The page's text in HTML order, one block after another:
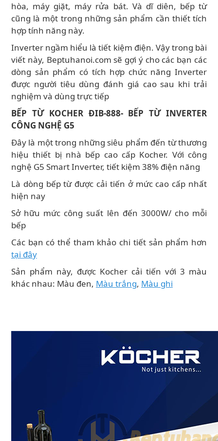
hòa, máy giặt, máy rửa bát. Và dĩ diên, bếp từ
cũng là một trong những sản phẩm cần thiết tích
hợp tính năng này.
Inverter ngầm hiểu là tiết kiệm điện. Vậy trong bài
viết này, Beptuhanoi.com sẽ gợi ý cho các bạn các
dòng sản phẩm có tích hợp chức năng Inverter
được người tiêu dùng đánh giá cao sau khi trải
nghiệm và dùng trực tiếp
BẾP TỪ KOCHER ĐIB-888- BẾP TỪ INVERTER
CÔNG NGHỆ G5
Đây là một trong những siêu phẩm đến từ thương
hiệu thiết bị nhà bếp cao cấp Kocher. Với công
nghệ G5 Smart Inverter, tiết kiệm 38% điện năng
Là dòng bếp từ được cải tiến ở mức cao cấp nhất
hiện nay
Sở hữu mức công suất lên đến 3000W/ cho mỗi
bếp
Các bạn có thể tham khảo chi tiết sản phẩm hơn
tại đây
Sản phẩm này, được Kocher cải tiến với 3 màu
khác nhau: Màu đen, Màu trắng, Màu ghi